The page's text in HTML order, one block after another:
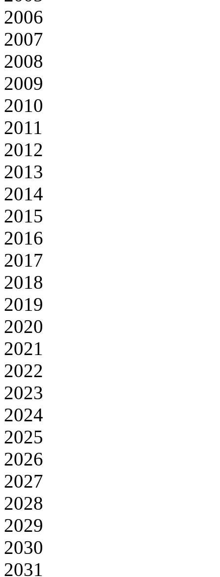
2006
2007
2008
2009
2010
2011
2012
2013
2014
2015
2016
2017
2018
2019
2020
2021
2022
2023
2024
2025
2026
2027
2028
2029
2030
2031